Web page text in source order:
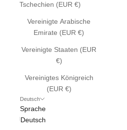
Tschechien (EUR €)
Vereinigte Arabische
Emirate (EUR €)
Vereinigte Staaten (EUR
€)
Vereinigtes Königreich
(EUR €)
Deutsch
Sprache
Deutsch